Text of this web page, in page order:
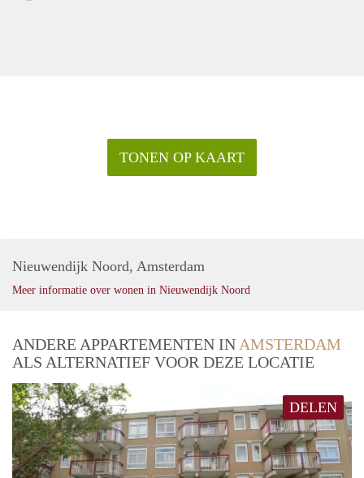
TONEN OP KAART
Nieuwendijk Noord, Amsterdam
Meer informatie over wonen in Nieuwendijk Noord
ANDERE APPARTEMENTEN IN AMSTERDAM
ALS ALTERNATIEF VOOR DEZE LOCATIE
DELEN